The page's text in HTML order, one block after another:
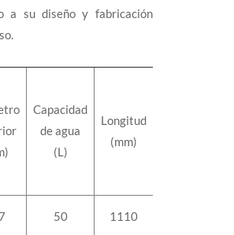
a su diseño y fabricación
Capacidad
de agua
(L)
Longitud
(mm)
50 1110